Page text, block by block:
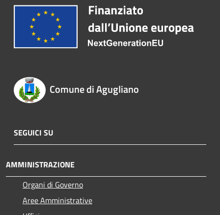
Comune di Agugliano
SEGUICI SU
AMMINISTRAZIONE
Organi di Governo
Aree Amministrative